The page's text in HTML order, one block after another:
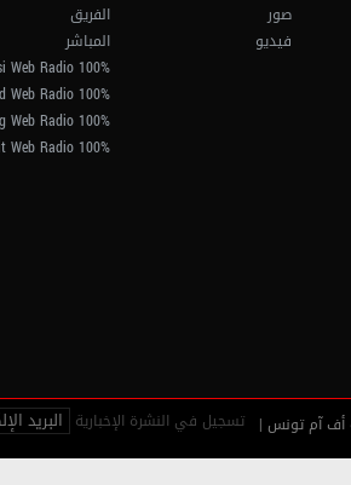
صور
فيديو
الفريق
المباشر
100% Tounsi Web Radio
100% Gold Web Radio
100% Clubbing Web Radio
100% Hit Web Radio
تسجيل في النشرة الإخبارية